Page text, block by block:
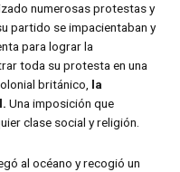
numerosas protestas y
partido se impacientaban y
para lograr la
toda su protesta en una
británico, la
Una imposición que
clase social y religión.
al océano y recogió un